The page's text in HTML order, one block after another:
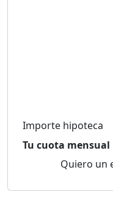
Importe hipoteca
Tu cuota mensual
Quiero un